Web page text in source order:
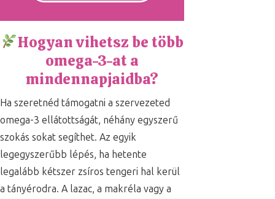
Hogyan vihetsz be több
omega-3-at a
mindennapjaidba?
Ha szeretnéd támogatni a szervezeted
omega-3 ellátottságát, néhány egyszerű
szokás sokat segíthet. Az egyik
legegyszerűbb lépés, ha hetente
legalább kétszer zsíros tengeri hal kerül
a tányérodra. A lazac, a makréla vagy a